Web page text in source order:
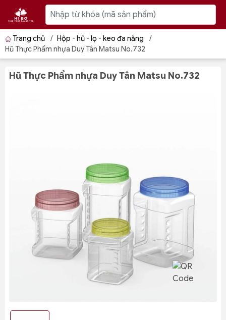
Trang chủ / Hộp - hũ - lọ - keo đa năng
/
Hũ Thực Phẩm nhựa Duy Tân Matsu No.732
Hũ Thực Phẩm nhựa Duy Tân Matsu No.732